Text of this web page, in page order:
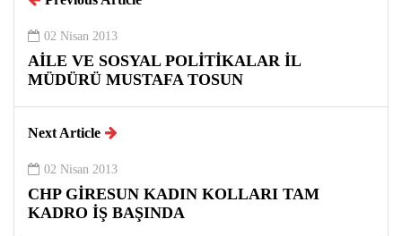
02 Nisan 2013
AİLE VE SOSYAL POLİTİKALAR İL
MÜDÜRÜ MUSTAFA TOSUN
Next Article
02 Nisan 2013
CHP GİRESUN KADIN KOLLARI TAM
KADRO İŞ BAŞINDA